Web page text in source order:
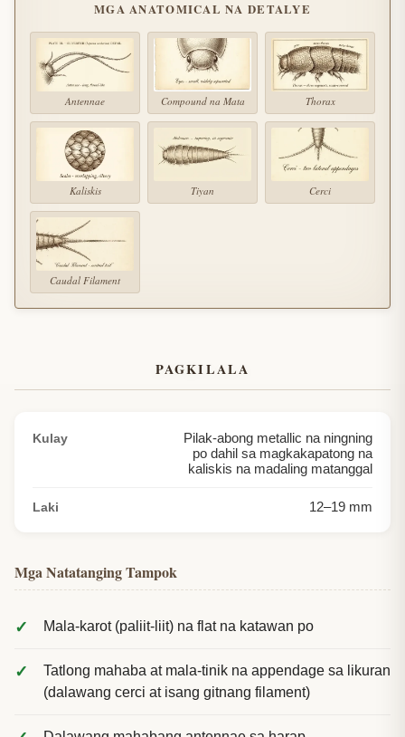
MGA ANATOMICAL NA DETALYE
Antennae Compound na Mata Thorax
Kaliskis Tiyan Cerci
Caudal Filament
PAGKILALA
Kulay
Pilak-abong metallic na ningning
po dahil sa magkakapatong na
kaliskis na madaling matanggal
Laki 12–19 mm
Mga Natatanging Tampok
Mala-karot (paliit-liit) na flat na katawan po
Tatlong mahaba at mala-tinik na appendage sa likuran
(dalawang cerci at isang gitnang filament)